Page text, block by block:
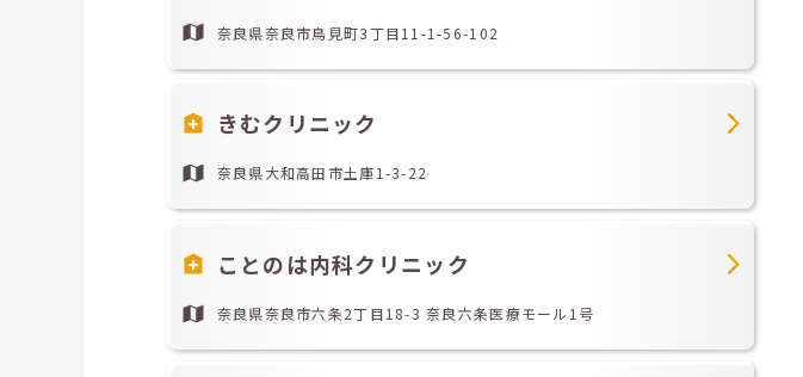
奈良県奈良市鳥見町3丁目11-1-56-102
きむクリニック
奈良県大和高田市土庫1-3-22
ことのは内科クリニック
奈良県奈良市六条2丁目18-3 奈良六条医療モール1号